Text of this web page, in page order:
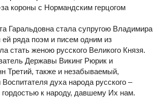
короны с Нормандским герцогом
Гаральдовна стала супругою Владимира
ряда поэм и писем одним из
стать женою русского Великого Князя.
Державы Викинг Рюрик и
Третий, также и незабываемый,
духа народа русского –
к народу, давшему Их нам.